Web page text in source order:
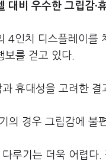
비 우수한 그립감·
4인치 디스플레이를
보를 걷고 있다.
휴대성을 고려한 결
의 경우 그립감에 불
루기는 더욱 어렵다